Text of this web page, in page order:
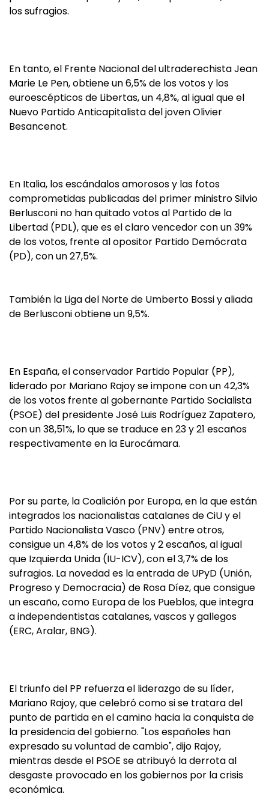
los sufragios.
En tanto, el Frente Nacional del ultraderechista Jean
Marie Le Pen, obtiene un 6,5% de los votos y los
euroescépticos de Libertas, un 4,8%, al igual que el
Nuevo Partido Anticapitalista del joven Olivier
Besancenot.
En Italia, los escándalos amorosos y las fotos
comprometidas publicadas del primer ministro Silvio
Berlusconi no han quitado votos al Partido de la
Libertad (PDL), que es el claro vencedor con un 39%
de los votos, frente al opositor Partido Demócrata
(PD), con un 27,5%.
También la Liga del Norte de Umberto Bossi y aliada
de Berlusconi obtiene un 9,5%.
En España, el conservador Partido Popular (PP),
liderado por Mariano Rajoy se impone con un 42,3%
de los votos frente al gobernante Partido Socialista
(PSOE) del presidente José Luis Rodríguez Zapatero,
con un 38,51%, lo que se traduce en 23 y 21 escaños
respectivamente en la Eurocámara.
Por su parte, la Coalición por Europa, en la que están
integrados los nacionalistas catalanes de CiU y el
Partido Nacionalista Vasco (PNV) entre otros,
consigue un 4,8% de los votos y 2 escaños, al igual
que Izquierda Unida (IU-ICV), con el 3,7% de los
sufragios. La novedad es la entrada de UPyD (Unión,
Progreso y Democracia) de Rosa Díez, que consigue
un escaño, como Europa de los Pueblos, que integra
a independentistas catalanes, vascos y gallegos
(ERC, Aralar, BNG).
El triunfo del PP refuerza el liderazgo de su líder,
Mariano Rajoy, que celebró como si se tratara del
punto de partida en el camino hacia la conquista de
la presidencia del gobierno. "Los españoles han
expresado su voluntad de cambio", dijo Rajoy,
mientras desde el PSOE se atribuyó la derrota al
desgaste provocado en los gobiernos por la crisis
económica.